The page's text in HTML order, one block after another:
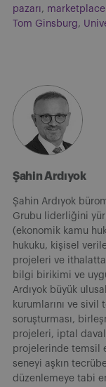
pazarı,
Tom Ginsburg,
Şahin Ardıyok
Şahin Ardıyok
Grubu liderliğini
(ekonomik kamu
hukuku, kişisel
projeleri ve
bilgi birikimi ve
Ardıyok büyük
kurumlarını ve
soruşturması,
projeleri, iptal
projelerinde temsil
seneyi aşkın
düzenlemeye tabi